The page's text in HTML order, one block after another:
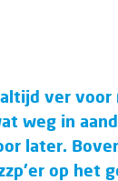
ver voor
weg in
later.
op het